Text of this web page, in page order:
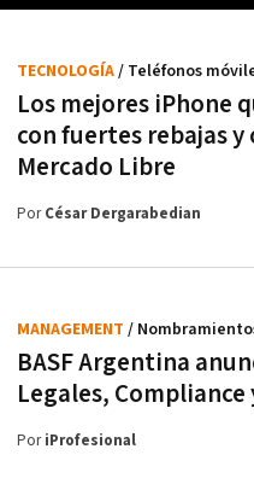
Los mejores iPhone
con fuertes rebajas
Mercado Libre
TECNOLOGÍA/ Teléfonos
PorCésar Dergarabedian
BASF Argentina
Legales, Compliance
MANAGEMENT /
PoriProfesional